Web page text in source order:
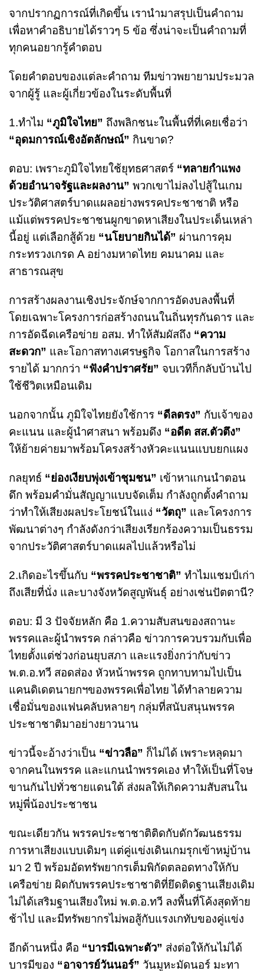
จากปรากฏการณ์ที่เกิดขึ้น เรานำมาสรุปเป็นคำถาม
เพื่อหาคำอธิบายได้ราวๆ 5 ข้อ ซึ่งน่าจะเป็นคำถามที่
ทุกคนอยากรู้คำตอบ
โดยคำตอบของแต่ละคำถาม ทีมข่าวพยายามประมวล
จากผู้รู้ และผู้เกี่ยวข้องในระดับพื้นที่
1.ทำไม “ภูมิใจไทย” ถึงพลิกชนะในพื้นที่ที่เคยเชื่อว่า
“อุดมการณ์เชิงอัตลักษณ์” กินขาด?
ตอบ: เพราะภูมิใจไทยใช้ยุทธศาสตร์ “ทลายกำแพง
ด้วยอำนาจรัฐและผลงาน” พวกเขาไม่ลงไปสู้ในเกม
ประวัติศาสตร์บาดแผลอย่างพรรคประชาชาติ หรือ
แม้แต่พรรคประชาชนผูกขาดหาเสียงในประเด็นเหล่า
นี้อยู่ แต่เลือกสู้ด้วย “นโยบายกินได้” ผ่านการคุม
กระทรวงเกรด A อย่างมหาดไทย คมนาคม และ
สาธารณสุข
การสร้างผลงานเชิงประจักษ์จากการอัดงบลงพื้นที่
โดยเฉพาะโครงการก่อสร้างถนนในถิ่นทุรกันดาร และ
การอัดฉีดเครือข่าย อสม. ทำให้สัมผัสถึง “ความ
สะดวก” และโอกาสทางเศรษฐกิจ โอกาสในการสร้าง
รายได้ มากกว่า “ฟังคำปราศรัย” จบเวทีก็กลับบ้านไป
ใช้ชีวิตเหมือนเดิม
นอกจากนั้น ภูมิใจไทยยังใช้การ “ดีลตรง” กับเจ้าของ
คะแนน และผู้นำศาสนา พร้อมดึง “อดีต สส.ตัวตึง”
ให้ย้ายค่ายมาพร้อมโครงสร้างหัวคะแนนแบบยกแผง
กลยุทธ์ “ย่องเงียบพุ่งเข้าชุมชน” เข้าหาแกนนำตอน
ดึก พร้อมคำมั่นสัญญาแบบจัดเต็ม กำลังถูกตั้งคำถาม
ว่าทำให้เสียงผลประโยชน์ในแง่ “วัตถุ” และโครงการ
พัฒนาต่างๆ กำลังดังกว่าเสียงเรียกร้องความเป็นธรรม
จากประวัติศาสตร์บาดแผลไปแล้วหรือไม่
2.เกิดอะไรขึ้นกับ “พรรคประชาชาติ” ทำไมแชมป์เก่า
ถึงเสียที่นั่ง และบางจังหวัดสูญพันธุ์ อย่างเช่นปัตตานี?
ตอบ: มี 3 ปัจจัยหลัก คือ 1.ความสับสนของสถานะ
พรรคและผู้นำพรรค กล่าวคือ ข่าวการควบรวมกับเพื่อ
ไทยตั้งแต่ช่วงก่อนยุบสภา และแรงยิ่งกว่ากับข่าว
พ.ต.อ.ทวี สอดส่อง หัวหน้าพรรค ถูกทาบทามไปเป็น
แคนดิเดตนายกฯของพรรคเพื่อไทย ได้ทำลายความ
เชื่อมั่นของแฟนคลับหลายๆ กลุ่มที่สนับสนุนพรรค
ประชาชาติมาอย่างยาวนาน
ข่าวนี้จะอ้างว่าเป็น “ข่าวลือ” ก็ไม่ได้ เพราะหลุดมา
จากคนในพรรค และแกนนำพรรคเอง ทำให้เป็นที่โจษ
ขานกันไปทั่วชายแดนใต้ ส่งผลให้เกิดความสับสนใน
หมู่พี่น้องประชาชน
ขณะเดียวกัน พรรคประชาชาติติดกับดักวัฒนธรรม
การหาเสียงแบบเดิมๆ แต่คู่แข่งเดินเกมรุกเข้าหมู่บ้าน
มา 2 ปี พร้อมอัดทรัพยากรเต็มพิกัดตลอดทางให้กับ
เครือข่าย ผิดกับพรรคประชาชาติที่ยึดติดฐานเสียงเดิม
ไม่ได้เสริมฐานเสียงใหม่ พ.ต.อ.ทวี ลงพื้นที่โค้งสุดท้าย
ช้าไป และมีทรัพยากรไม่พอสู้กับแรงเกทับของคู่แข่ง
อีกด้านหนึ่ง คือ “บารมีเฉพาะตัว” ส่งต่อให้กันไม่ได้
บารมีของ “อาจารย์วันนอร์” วันมูหะมัดนอร์ มะทา